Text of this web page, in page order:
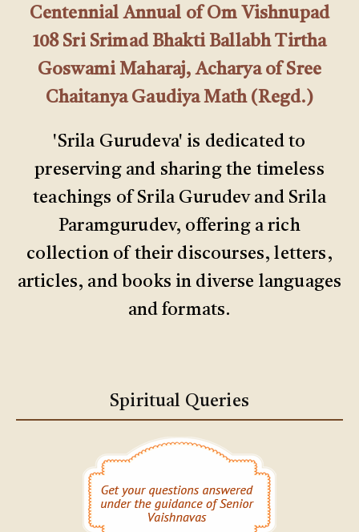
Centennial Annual of Om Vishnupad
108 Sri Srimad Bhakti Ballabh Tirtha
Goswami Maharaj, Acharya of Sree
Chaitanya Gaudiya Math (Regd.)
'Srila Gurudeva' is dedicated to
preserving and sharing the timeless
teachings of Srila Gurudev and Srila
Paramgurudev, offering a rich
collection of their discourses, letters,
articles, and books in diverse languages
and formats.
Spiritual Queries